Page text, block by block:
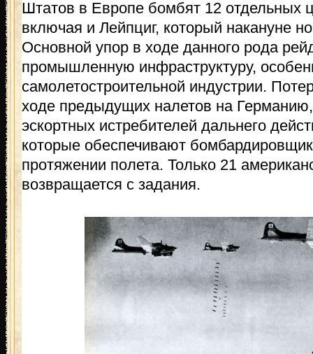
Штатов в Европе бомбят 12 отдельных
включая и Лейпциг, который накануне
Основной упор в ходе данного рода
промышленную инфраструктуру,
самолетостроительной индустрии.
ходе предыдущих налетов на
эскортных истребителей дальнего
которые обеспечивают
протяжении полета. Только 21
возвращается с задания.